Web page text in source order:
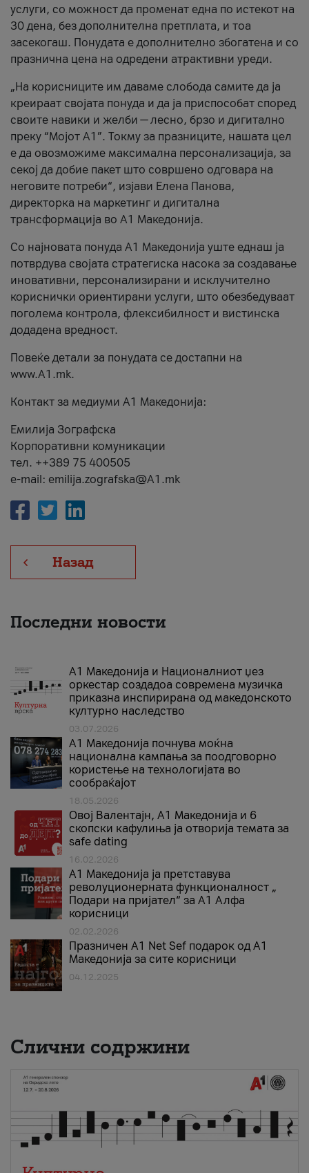
услуги, со можност да променат една по истекот на
30 дена, без дополнителна претплата, и тоа
засекогаш. Понудата е дополнително збогатена и со
празнична цена на одредени атрактивни уреди.
„На корисниците им даваме слобода самите да ја
креираат својата понуда и да ја приспособат според
своите навики и желби — лесно, брзо и дигитално
преку “Мојот А1”. Токму за празниците, нашата цел
е да овозможиме максимална персонализација, за
секој да добие пакет што совршено одговара на
неговите потреби“, изјави Елена Панова,
директорка на маркетинг и дигитална
трансформација во А1 Македонија.
Со најновата понуда А1 Македонија уште еднаш ја
потврдува својата стратегиска насока за создавање
иновативни, персонализирани и исклучително
кориснички ориентирани услуги, што обезбедуваат
поголема контрола, флексибилност и вистинска
додадена вредност.
Повеќе детали за понудата се достапни на
www.А1.mk.
Контакт за медиуми А1 Македонија:
Емилија Зографска
Корпоративни комуникации
тел. ++389 75 400505
e-mail: emilija.zografska@A1.mk
Назад
Последни новости
А1 Македонија и Националниот џез
оркестар создадоа современа музичка
приказна инспирирана од македонското
културно наследство
03.07.2026
A1 Македонија почнува моќна
национална кампања за поодговорно
користење на технологијата во
сообраќајот
18.05.2026
Овој Валентајн, A1 Македонија и 6
скопски кафулиња ја отворија темата за
safe dating
16.02.2026
А1 Македонија ја претставува
револуционерната функционалност „
Подари на пријател“ за А1 Алфа
корисници
02.02.2026
Празничен A1 Net Sеf подарок од А1
Македонија за сите корисници
04.12.2025
Слични содржини